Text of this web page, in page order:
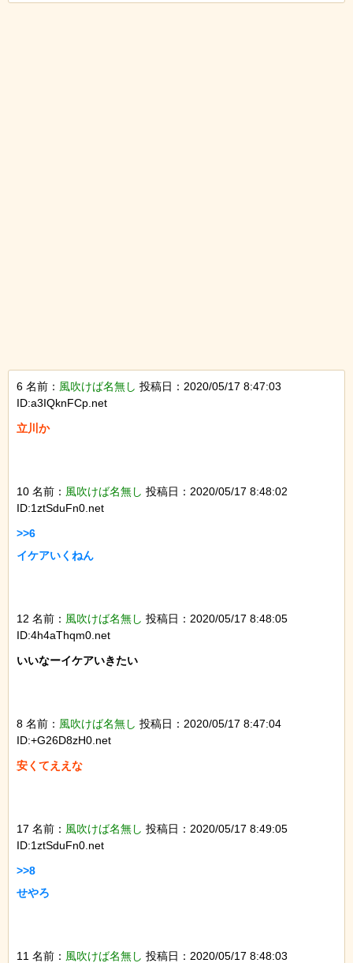
6 名前： 風吹けば名無し 投稿日：2020/05/17 8:47:03
ID:a3IQknFCp.net
立川か
10 名前： 風吹けば名無し 投稿日：2020/05/17 8:48:02
ID:1ztSduFn0.net
>>6
イケアいくねん
12 名前： 風吹けば名無し 投稿日：2020/05/17 8:48:05
ID:4h4aThqm0.net
いいなーイケアいきたい
8 名前： 風吹けば名無し 投稿日：2020/05/17 8:47:04
ID:+G26D8zH0.net
安くてええな
17 名前： 風吹けば名無し 投稿日：2020/05/17 8:49:05
ID:1ztSduFn0.net
>>8
せやろ
11 名前： 風吹けば名無し 投稿日：2020/05/17 8:48:03